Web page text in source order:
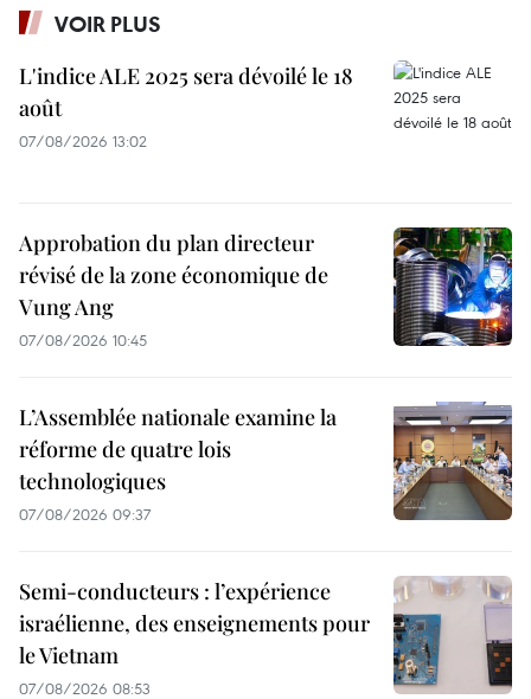
VOIR PLUS
L'indice ALE 2025 sera dévoilé le 18
août
07/08/2026 13:02
Approbation du plan directeur
révisé de la zone économique de
Vung Ang
07/08/2026 10:45
L’Assemblée nationale examine la
réforme de quatre lois
technologiques
07/08/2026 09:37
Semi-conducteurs : l’expérience
israélienne, des enseignements pour
le Vietnam
07/08/2026 08:53